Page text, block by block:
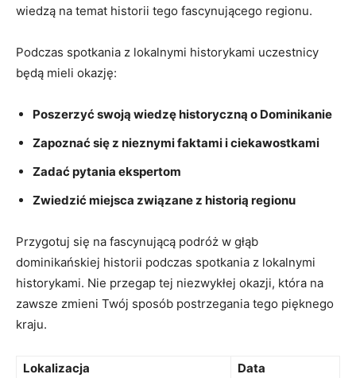
wiedzą na temat historii tego fascynującego regionu.
Podczas spotkania z​ lokalnymi historykami‌ uczestnicy‍
będą ‍mieli okazję:‌
Poszerzyć swoją wiedzę historyczną o Dominikanie
Zapoznać ⁣się z nieznymi faktami i ciekawostkami
Zadać pytania ekspertom
Zwiedzić miejsca związane z historią regionu
Przygotuj się na‌ fascynującą podróż w⁣ głąb
dominikańskiej historii podczas⁢ spotkania z lokalnymi
historykami. Nie przegap tej niezwykłej okazji, która na
zawsze zmieni ‌Twój sposób postrzegania tego⁣ pięknego
kraju.
Lokalizacja
Data